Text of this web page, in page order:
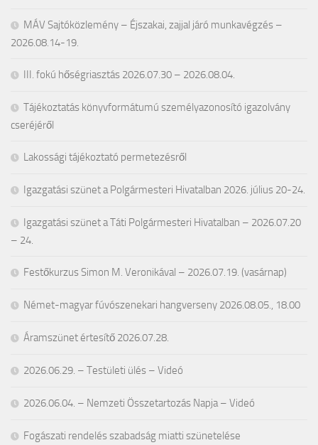
MÁV Sajtóközlemény – Éjszakai, zajjal járó munkavégzés –
2026.08.14-19.
III. fokú hőségriasztás 2026.07.30 – 2026.08.04.
Tájékoztatás könyvformátumú személyazonosító igazolvány
cseréjéről
Lakossági tájékoztató permetezésről
Igazgatási szünet a Polgármesteri Hivatalban 2026. július 20-24.
Igazgatási szünet a Táti Polgármesteri Hivatalban – 2026.07.20
– 24.
Festőkurzus Simon M. Veronikával – 2026.07.19. (vasárnap)
Német-magyar fúvószenekari hangverseny 2026.08.05., 18.00
Áramszünet értesítő 2026.07.28.
2026.06.29. – Testületi ülés – Videó
2026.06.04. – Nemzeti Összetartozás Napja – Videó
Fogászati rendelés szabadság miatti szünetelése